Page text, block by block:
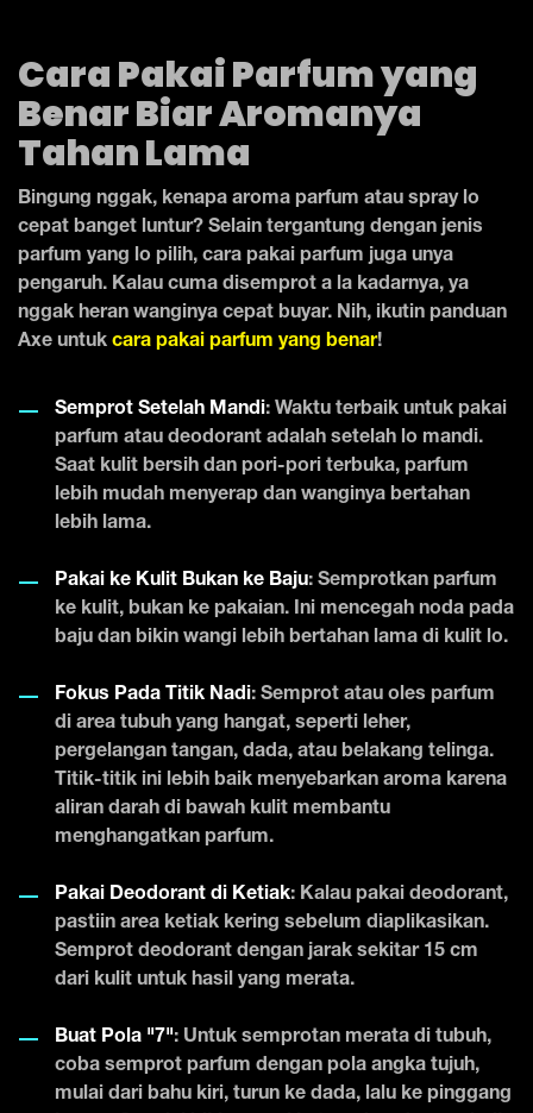
Cara Pakai Parfum yang
Benar Biar Aromanya
Tahan Lama
Bingung nggak, kenapa aroma parfum atau spray lo
cepat banget luntur? Selain tergantung dengan jenis
parfum yang lo pilih, cara pakai parfum juga unya
pengaruh. Kalau cuma disemprot a la kadarnya, ya
nggak heran wanginya cepat buyar. Nih, ikutin panduan
Axe untuk cara pakai parfum yang benar!
Semprot Setelah Mandi: Waktu terbaik untuk pakai
parfum atau deodorant adalah setelah lo mandi.
Saat kulit bersih dan pori-pori terbuka, parfum
lebih mudah menyerap dan wanginya bertahan
lebih lama.
Pakai ke Kulit Bukan ke Baju: Semprotkan parfum
ke kulit, bukan ke pakaian. Ini mencegah noda pada
baju dan bikin wangi lebih bertahan lama di kulit lo.
Fokus Pada Titik Nadi: Semprot atau oles parfum
di area tubuh yang hangat, seperti leher,
pergelangan tangan, dada, atau belakang telinga.
Titik-titik ini lebih baik menyebarkan aroma karena
aliran darah di bawah kulit membantu
menghangatkan parfum.
Pakai Deodorant di Ketiak: Kalau pakai deodorant,
pastiin area ketiak kering sebelum diaplikasikan.
Semprot deodorant dengan jarak sekitar 15 cm
dari kulit untuk hasil yang merata.
Buat Pola "7": Untuk semprotan merata di tubuh,
coba semprot parfum dengan pola angka tujuh,
mulai dari bahu kiri, turun ke dada, lalu ke pinggang